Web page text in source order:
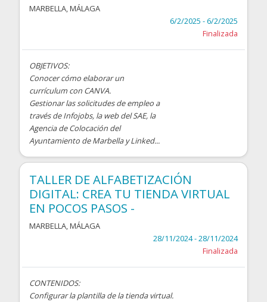
MARBELLA,MÁLAGA
6/2/2025 - 6/2/2025
Finalizada
OBJETIVOS:
Conocer cómo elaborar un
currículum con CANVA.
Gestionar las solicitudes de empleo a
través de Infojobs, la web del SAE, la
Agencia de Colocación del
Ayuntamiento de Marbella y Linked...
TALLER DE ALFABETIZACIÓN
DIGITAL: CREA TU TIENDA VIRTUAL
EN POCOS PASOS -
MARBELLA,MÁLAGA
28/11/2024 - 28/11/2024
Finalizada
CONTENIDOS:
Configurar la plantilla de la tienda virtual.